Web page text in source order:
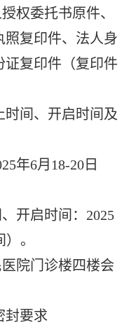
委托书原件、
照复印件、法人身
复印件（复印件
间、开启时间及
年6月18-20日
开启时间：2025
。
院门诊楼四楼会
要求